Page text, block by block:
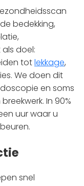
bedekking,
als doel:
totlekkage,
We doen dit
en soms
In 90%
uur waar u
snel